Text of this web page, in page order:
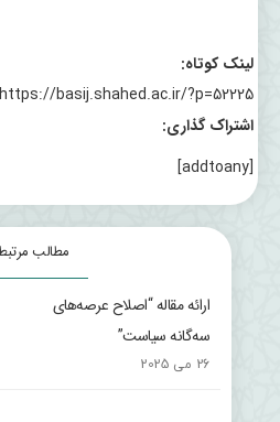
لینک کوتاه:
https://basij.shahed.ac.ir/?p=52225
اشتراک گذاری:
[addtoany]
مطالب
ارائه مقاله “اصلاح عرصه‌های
سه‌گانه سیاست”
26 می 2025